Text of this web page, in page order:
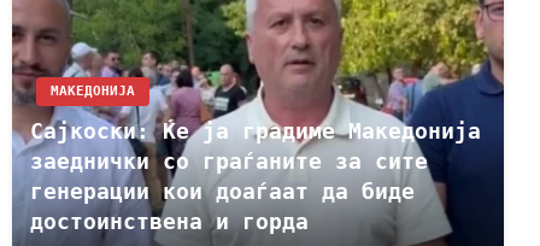
МАКЕДОНИЈА
Сајкоски: Ќе ја градиме Македонија
заеднички со граѓаните за сите
генерации кои доаѓаат да биде
достоинствена и горда